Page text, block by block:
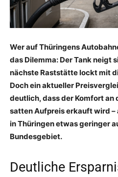
Wer auf Thüringens
das Dilemma: Der Tank neigt
nächste Raststätte lockt mit
Doch ein aktueller
deutlich, dass der Komfort an
satten Aufpreis erkauft wird –
in Thüringen etwas geringer
Bundesgebiet.
Deutliche